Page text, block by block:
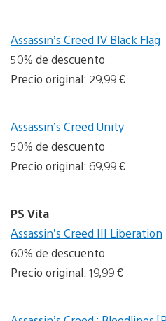
Assassin’s Creed IV Black Flag
50% de descuento
Precio original: 29,99 €
Assassin’s Creed Unity
50% de descuento
Precio original: 69,99 €
PS Vita
Assassin’s Creed III Liberation
60% de descuento
Precio original: 19,99 €